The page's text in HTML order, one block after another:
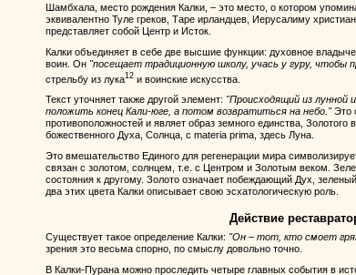
Шамбхала, место рождения Калки, – это место, о котором
эквивалентно Туле греков, Таре ирландцев, Иерусалиму
представляет собой Центр и Исток.
Калки объединяет в себе две высшие функции: духовное
воин. Он "посещает традиционную школу, учась у гуру, чтобы
стрельбу из лука12 и воинские искусства.
Текст уточняет также другой элемент: "Происходящий из лунной
положить конец Кали-юге, а потом возвратиться на небо."Это
противоположностей и являет образ земного единства,
божественного Духа, Солнца, с materia prima, здесь Луна.
Это вмешательство Единого для регенерации мира
связан с золотом, солнцем, т.е. с Центром и Золотым веком.
состояния к другому. Золото означает побеждающий Дух,
два этих цвета Калки описывает свою эсхатологическую роль.
Действие
Существует такое определение Калки: "Он – тот, кто смоет
зрения это весьма спорно, по смыслу довольно точно.
В Калки-Пурана можно проследить четыре главных события в